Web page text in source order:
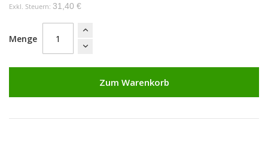
31,40 €
Menge
Zum Warenkorb